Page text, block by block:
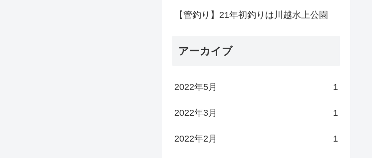
【管釣り】21年初釣りは川越水上公園
アーカイブ
2022年5月 1
2022年3月 1
2022年2月 1